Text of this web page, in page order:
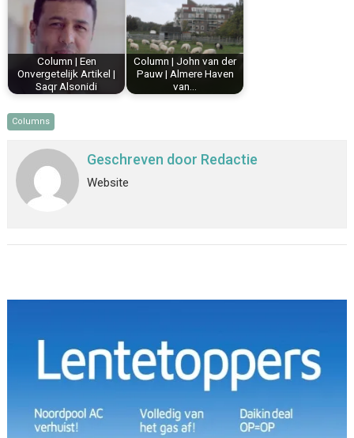
Column | Een
Onvergetelijk Artikel |
Saqr Alsonidi
Column | John van der
Pauw | Almere Haven
van…
Columns
Geschreven door Redactie
Website